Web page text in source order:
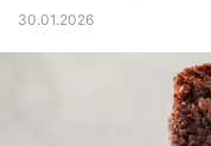
30.01.2026